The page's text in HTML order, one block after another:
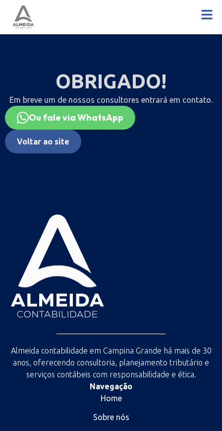
OBRIGADO!
Em breve um de nossos consultores entrará em contato.
Ou fale via WhatsApp
Voltar ao site
Almeida contabilidade em Campina Grande há mais de 30
anos, oferecendo consultoria, planejamento tributário e
serviços contábeis com responsabilidade e ética.
Navegação
Home
Sobre nós